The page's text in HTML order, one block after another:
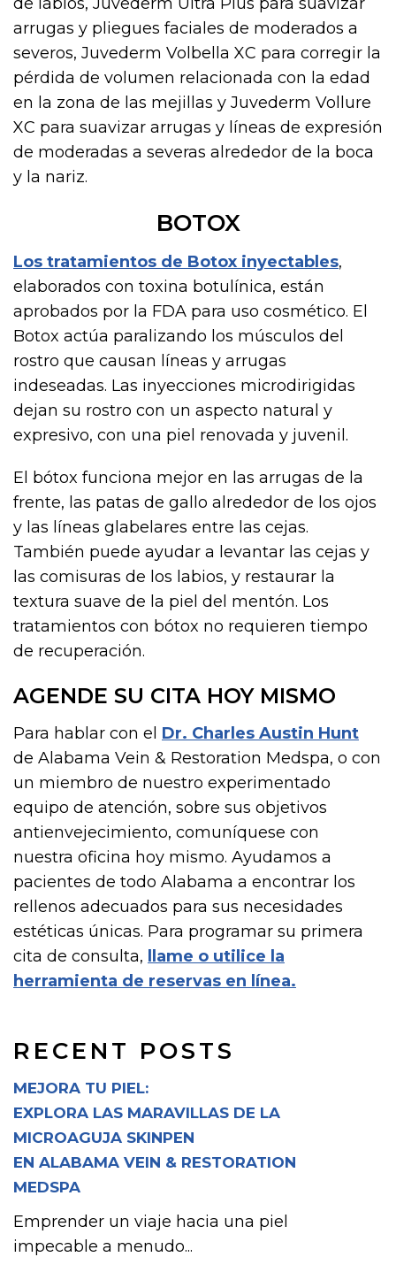
RECENT POSTS
MEJORA TU PIEL:
EXPLORA LAS MARAVILLAS DE LA
MICROAGUJA SKINPEN
EN ALABAMA VEIN & RESTORATION
MEDSPA
Emprender un viaje hacia una piel
impecable a menudo...
de labios, Juvederm Ultra Plus para suavizar
arrugas y pliegues faciales de moderados a
severos, Juvederm Volbella XC para corregir la
pérdida de volumen relacionada con la edad
en la zona de las mejillas y Juvederm Vollure
XC para suavizar arrugas y líneas de expresión
de moderadas a severas alrededor de la boca
y la nariz.
BOTOX
Los tratamientos de Botox inyectables,
elaborados con toxina botulínica, están
aprobados por la FDA para uso cosmético. El
Botox actúa paralizando los músculos del
rostro que causan líneas y arrugas
indeseadas. Las inyecciones microdirigidas
dejan su rostro con un aspecto natural y
expresivo, con una piel renovada y juvenil.
El bótox funciona mejor en las arrugas de la
frente, las patas de gallo alrededor de los ojos
y las líneas glabelares entre las cejas.
También puede ayudar a levantar las cejas y
las comisuras de los labios, y restaurar la
textura suave de la piel del mentón. Los
tratamientos con bótox no requieren tiempo
de recuperación.
AGENDE SU CITA HOY MISMO
Para hablar con el Dr. Charles Austin Hunt
de Alabama Vein & Restoration Medspa, o con
un miembro de nuestro experimentado
equipo de atención, sobre sus objetivos
antienvejecimiento, comuníquese con
nuestra oficina hoy mismo. Ayudamos a
pacientes de todo Alabama a encontrar los
rellenos adecuados para sus necesidades
estéticas únicas. Para programar su primera
cita de consulta, llame o utilice la
herramienta de reservas en línea.